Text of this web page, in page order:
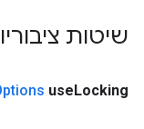
שיטות
useLocking